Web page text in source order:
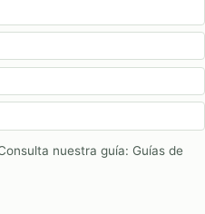
nuestra guía: Guías de